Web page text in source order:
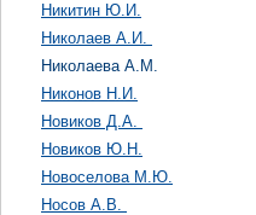
Никитин Ю.И.
Николаев А.И.
Николаева А.М.
Никонов Н.И.
Новиков Д.А.
Новиков Ю.Н.
Новоселова М.Ю.
Носов А.В.